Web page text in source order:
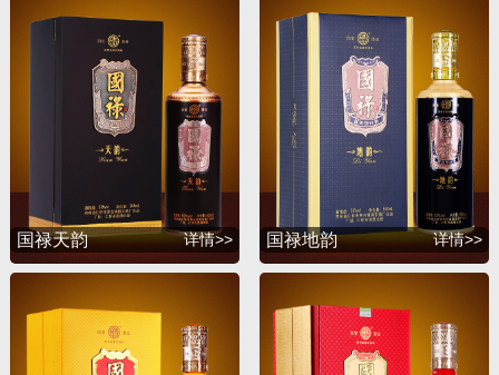
公司自成立以来与贵州第
三大酱酒生产企业——贵
州省仁怀市茅台镇国宝酒
厂结为战略合作伙伴，经
过双方的共同努力，成功
推出并运作了国宝系列产
品，年销售额突破1亿余
元。短短几年，公司在全
国各地建立了稳定的销售
渠道，产品销量持续攀
的支持与厚爱。2012年
初，公司为满足广大消费
者的诉求，联合深圳知名
国禄天韵 详情>> 国禄地韵 详情>>